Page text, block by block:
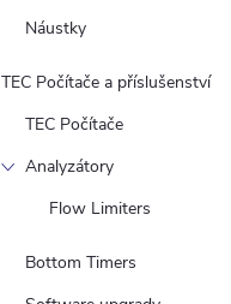
Náustky
TEC Počítače a příslušenství
TEC Počítače
Analyzátory
Flow Limiters
Bottom Timers